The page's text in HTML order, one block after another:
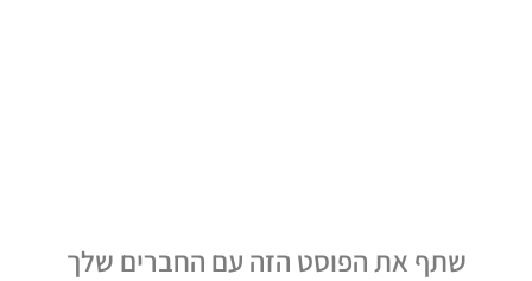
שתף את הפוסט הזה עם החברים שלך